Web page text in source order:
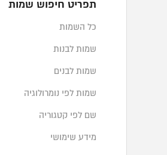
תפריט חיפוש שמות
כל השמות
שמות לבנות
שמות לבנים
שמות לפי נומרולוגיה
שם לפי קטגוריה
מידע שימושי